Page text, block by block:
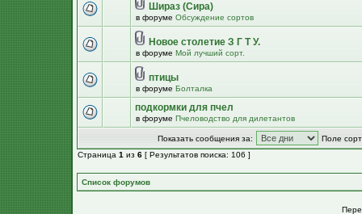
Шираз (Сира)
в форуме Обсуждение сортов
Новое столетие З Г Т У.
в форуме Мой лучший сорт.
птицы
в форуме Болталка
подкормки для пчел
в форуме Пчеловодство для дилетантов
Показать сообщения за:
Поле
Страница 1 из 6 [ Результатов поиска: 106 ]
Список форумов